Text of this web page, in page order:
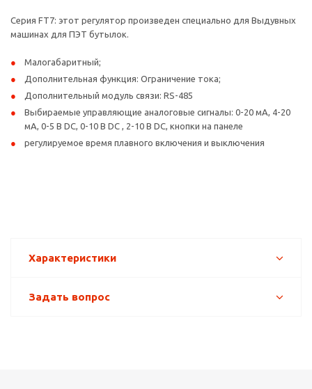
Серия FT7: этот регулятор произведен специально для Выдувных
машинах для ПЭТ бутылок.
Малогабаритный;
Дополнительная функция: Ограничение тока;
Дополнительный модуль связи: RS-485
Выбираемые управляющие аналоговые сигналы: 0-20 мА, 4-20
мА, 0-5 В DC, 0-10 В DC , 2-10 В DC, кнопки на панеле
регулируемое время плавного включения и выключения
Характеристики
Задать вопрос